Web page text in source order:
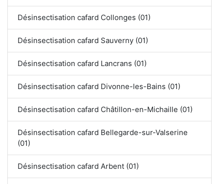
Désinsectisation cafard Collonges (01)
Désinsectisation cafard Sauverny (01)
Désinsectisation cafard Lancrans (01)
Désinsectisation cafard Divonne-les-Bains (01)
Désinsectisation cafard Châtillon-en-Michaille (01)
Désinsectisation cafard Bellegarde-sur-Valserine
(01)
Désinsectisation cafard Arbent (01)